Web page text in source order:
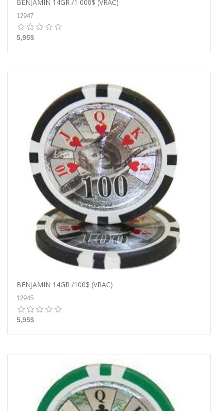
BENJAMIN 14GR /1 000$ (VRAC)
12947
5,95$
BENJAMIN 14GR /100$ (VRAC)
12945
5,95$